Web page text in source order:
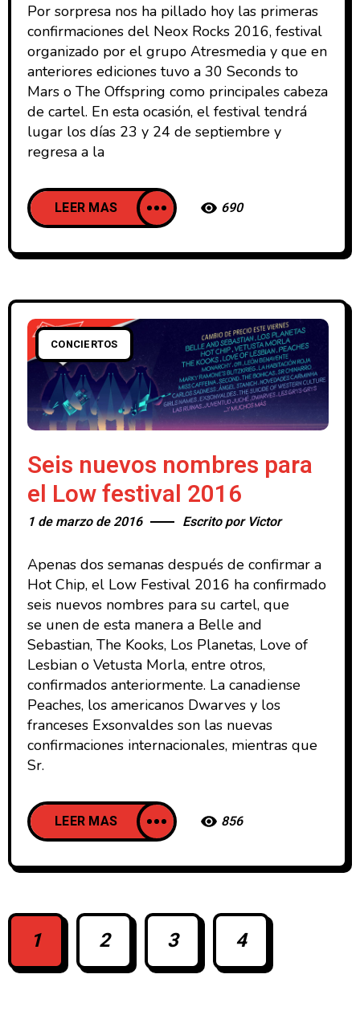
Por sorpresa nos ha pillado hoy las primeras
confirmaciones del Neox Rocks 2016, festival
organizado por el grupo Atresmedia y que en
anteriores ediciones tuvo a 30 Seconds to
Mars o The Offspring como principales cabeza
de cartel. En esta ocasión, el festival tendrá
lugar los días 23 y 24 de septiembre y
regresa a la
LEER MAS 690
CONCIERTOS
Seis nuevos nombres para
el Low festival 2016
1 de marzo de 2016 Escrito por Victor
Apenas dos semanas después de confirmar a
Hot Chip, el Low Festival 2016 ha confirmado
seis nuevos nombres para su cartel, que
se unen de esta manera a Belle and
Sebastian, The Kooks, Los Planetas, Love of
Lesbian o Vetusta Morla, entre otros,
confirmados anteriormente. La canadiense
Peaches, los americanos Dwarves y los
franceses Exsonvaldes son las nuevas
confirmaciones internacionales, mientras que
Sr.
LEER MAS 856
1 2 3 4